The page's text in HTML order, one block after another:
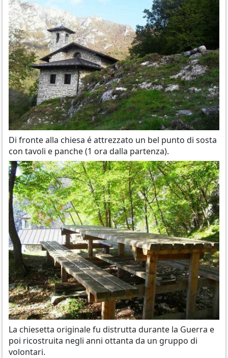
Di fronte alla chiesa é attrezzato un bel punto di sosta
con tavoli e panche (1 ora dalla partenza).
La chiesetta originale fu distrutta durante la Guerra e
poi ricostruita negli anni ottanta da un gruppo di
volontari.